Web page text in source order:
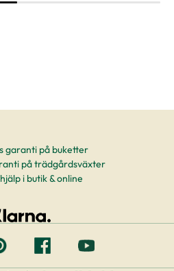
garanti på buketter
på trädgårdsväxter
i butik & online